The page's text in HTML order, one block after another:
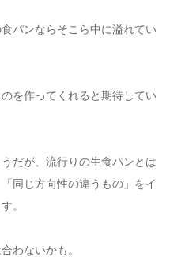
パンならそこら中に溢れてい
を作ってくれると期待してい
だが、流行りの生食パンとは
同じ方向性の違うもの」をイ
。
わないかも。